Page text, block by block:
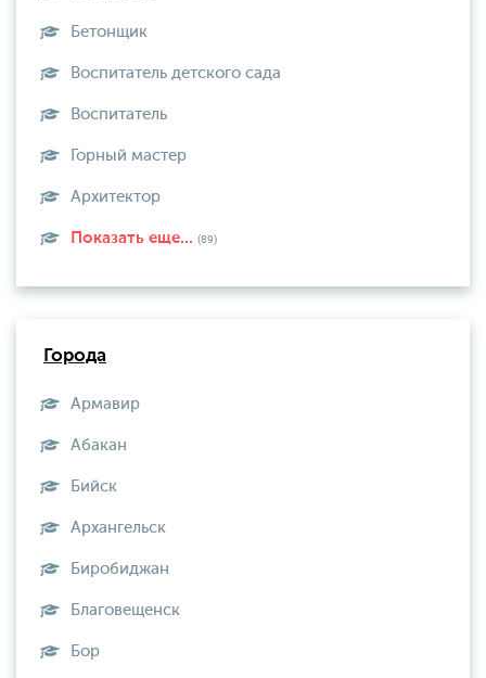
Бетонщик
Воспитатель детского сада
Воспитатель
Горный мастер
Архитектор
Показать еще... (89)
Города
Армавир
Абакан
Бийск
Архангельск
Биробиджан
Благовещенск
Бор